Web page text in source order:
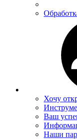
Хочу
Ваш
Наши